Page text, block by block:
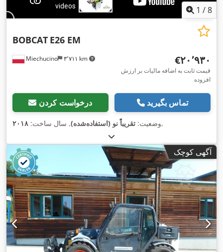
1 /8
Miechucino ۳٬۷۱۱ km
BOBCAT E26 EM
‎€۲۰٬۹۳۰
قیمت ثابت به اضافه مالیات بر ارزش
افزوده
درخواست کردن تماس بگیرید
وضعیت: تقریباً نو (استفاده‌شده), سال ساخت: ۲۰۱۸ ,
آگهی کوچک